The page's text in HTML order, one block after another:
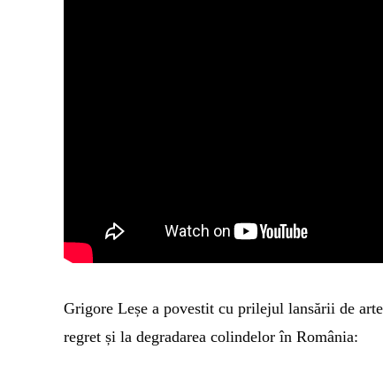
Grigore Leșe a povestit cu prilejul lansării de
regret și la degradarea colindelor în România: